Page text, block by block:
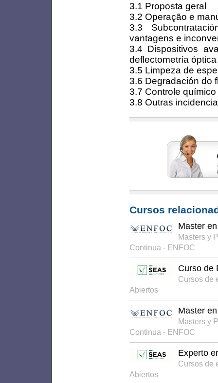
3.1 Proposta geral
3.2 Operação e
3.3
vantagens e
3.4 Dispositivos
deflectometría óptica
3.5 Limpeza de
3.6 Degradación do
3.7 Controle
3.8 Outras
Cursos
Master
Masters y
Continua - ENFOC
Curso de
Cursos de
Abiertos
Master
Masters y
Continua - ENFOC
Experto
Cursos de
Abiertos